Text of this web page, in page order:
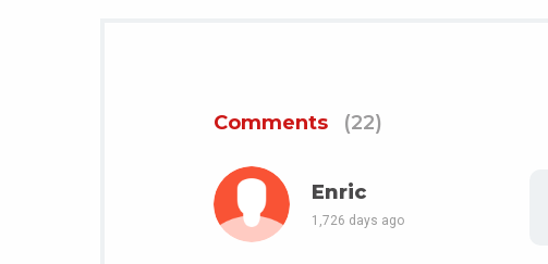
Comments (22)
Enric
1,726 days ago